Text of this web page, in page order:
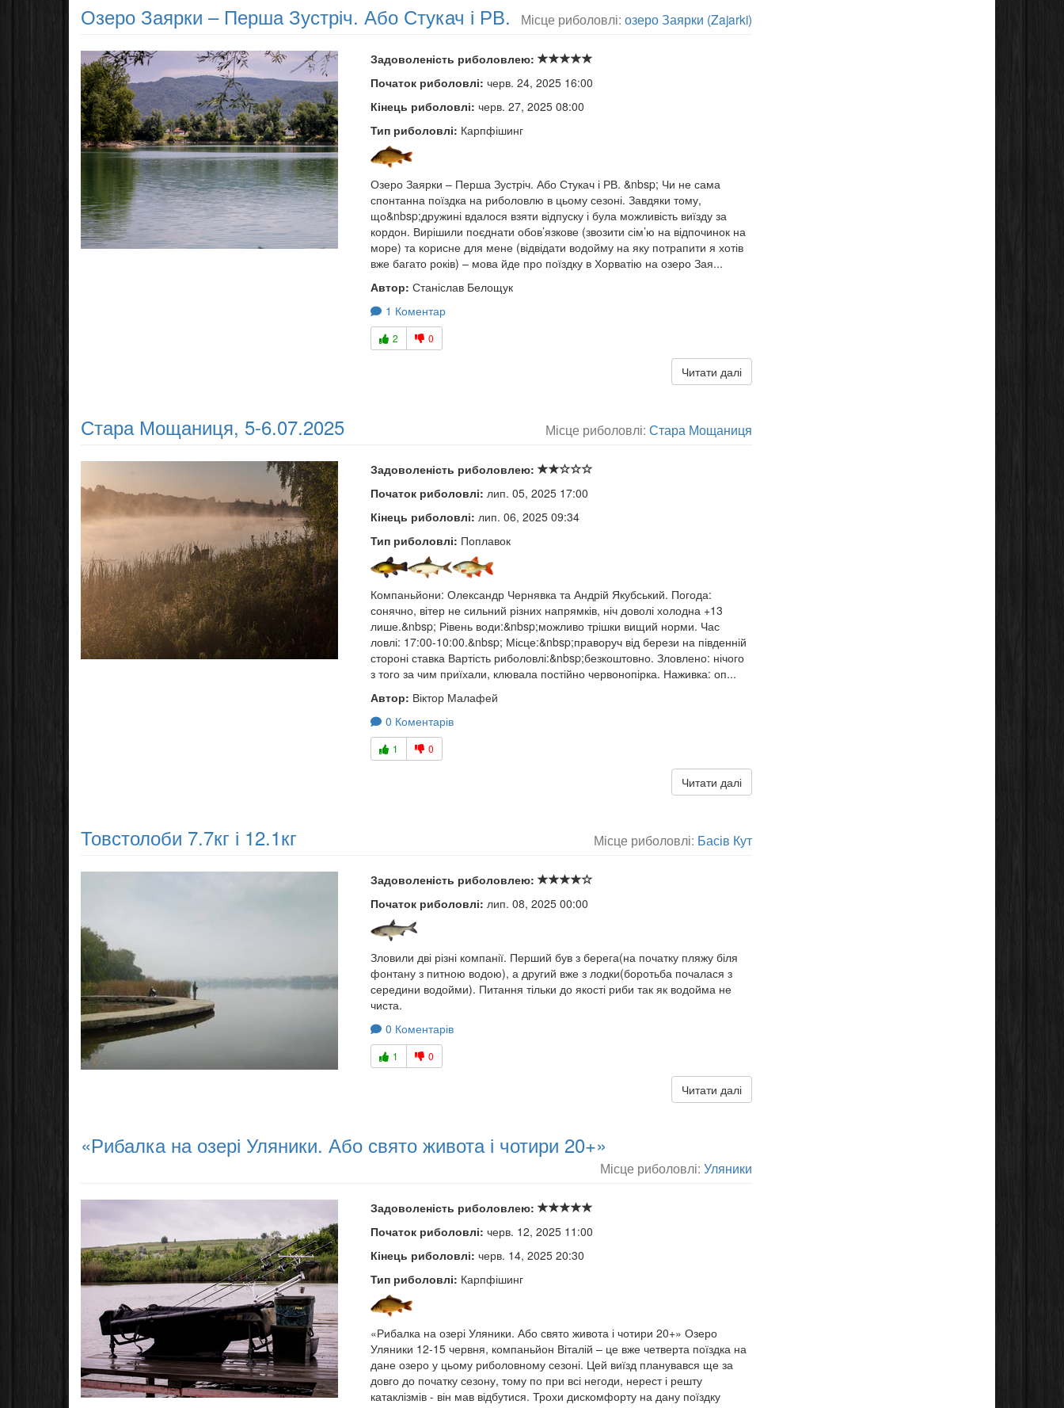
Озеро Заярки – Перша Зустріч. Або Стукач і РВ. Місце риболовлі: озеро Заярки (Zajarki)
Задоволеність риболовлею:
Початок риболовлі: черв. 24, 2025 16:00
Кінець риболовлі: черв. 27, 2025 08:00
Тип риболовлі: Карпфішинг
Озеро Заярки – Перша Зустріч. Або Стукач і РВ. &nbsp; Чи не сама
спонтанна поїздка на риболовлю в цьому сезоні. Завдяки тому,
що&nbsp;дружині вдалося взяти відпуску і була можливість виїзду за
кордон. Вирішили поєднати обов’язкове (звозити сім’ю на відпочинок на
море) та корисне для мене (відвідати водойму на яку потрапити я хотів
вже багато років) – мова йде про поїздку в Хорватію на озеро Зая...
Автор: Станіслав Белощук
1 Коментар
2 0
Читати далі
Стара Мощаниця, 5-6.07.2025 Місце риболовлі: Стара Мощаниця
Задоволеність риболовлею:
Початок риболовлі: лип. 05, 2025 17:00
Кінець риболовлі: лип. 06, 2025 09:34
Тип риболовлі: Поплавок
Компаньйони: Олександр Чернявка та Андрій Якубський. Погода:
сонячно, вітер не сильний різних напрямків, ніч доволі холодна +13
лише.&nbsp; Рівень води:&nbsp;можливо трішки вищий норми. Час
ловлі: 17:00-10:00.&nbsp; Місце:&nbsp;праворуч від берези на південній
стороні ставка Вартість риболовлі:&nbsp;безкоштовно. Зловлено: нічого
з того за чим приїхали, клювала постійно червонопірка. Наживка: оп...
Автор: Віктор Малафей
0 Коментарів
1 0
Читати далі
Товстолоби 7.7кг і 12.1кг Місце риболовлі: Басів Кут
Задоволеність риболовлею:
Початок риболовлі: лип. 08, 2025 00:00
Зловили дві різні компанії. Перший був з берега(на початку пляжу біля
фонтану з питною водою), а другий вже з лодки(боротьба почалася з
середини водойми). Питання тільки до якості риби так як водойма не
чиста.
0 Коментарів
1 0
Читати далі
«Рибалка на озері Уляники. Або свято живота і чотири 20+»
Місце риболовлі: Уляники
Задоволеність риболовлею:
Початок риболовлі: черв. 12, 2025 11:00
Кінець риболовлі: черв. 14, 2025 20:30
Тип риболовлі: Карпфішинг
«Рибалка на озері Уляники. Або свято живота і чотири 20+» Озеро
Уляники 12-15 червня, компаньйон Віталій – це вже четверта поїздка на
дане озеро у цьому риболовному сезоні. Цей виїзд планувався ще за
довго до початку сезону, тому по при всі негоди, нерест і решту
катаклізмів - він мав відбутися. Трохи дискомфорту на дану поїздку